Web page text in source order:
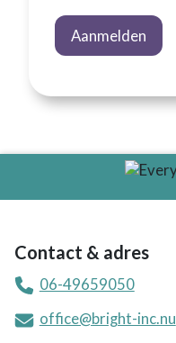
Aanmelden
Contact & adres
06-49659050
office@bright-inc.nu